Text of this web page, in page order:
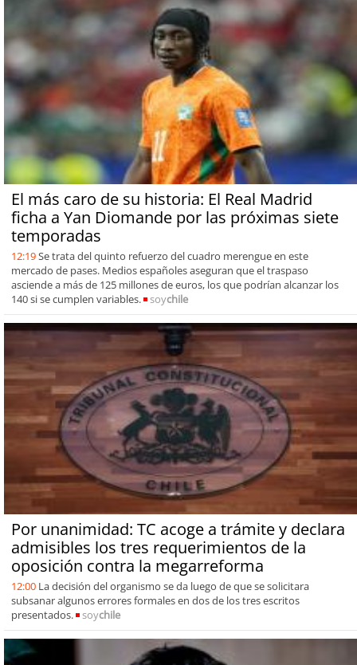
El más caro de su historia: El Real Madrid
ficha a Yan Diomande por las próximas siete
temporadas
12:19Se trata del quinto refuerzo del cuadro merengue en este
mercado de pases. Medios españoles aseguran que el traspaso
asciende a más de 125 millones de euros, los que podrían alcanzar los
140 si se cumplen variables.
soychile
Por unanimidad: TC acoge a trámite y declara
admisibles los tres requerimientos de la
oposición contra la megarreforma
12:00 La decisión del organismo se da luego de que se solicitara
subsanar algunos errores formales en dos de los tres escritos
presentados.
soychile